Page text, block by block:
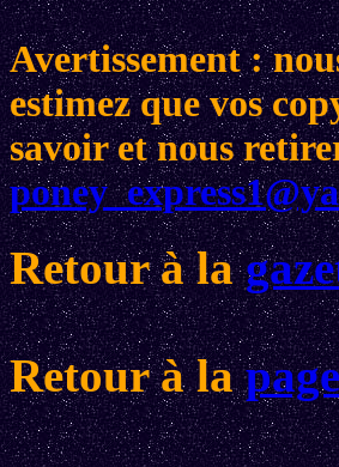
Avertissement :
estimez que vos
savoir et nous
Retour à la
Retour à la